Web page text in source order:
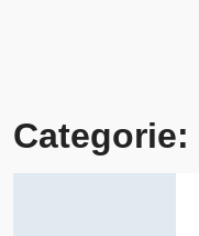
Categorie: